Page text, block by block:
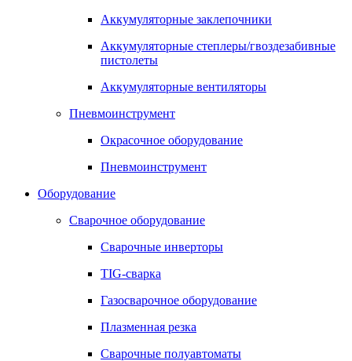
Аккумуляторные заклепочники
Аккумуляторные степлеры/гвоздезабивные
пистолеты
Аккумуляторные вентиляторы
Пневмоинструмент
Окрасочное оборудование
Пневмоинструмент
Оборудование
Сварочное оборудование
Сварочные инверторы
TIG-сварка
Газосварочное оборудование
Плазменная резка
Сварочные полуавтоматы